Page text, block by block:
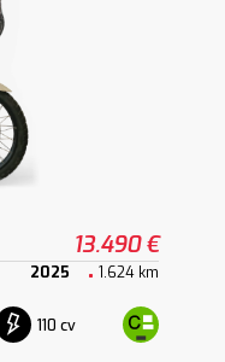
13.490 €
2025 1.624 km
110 cv